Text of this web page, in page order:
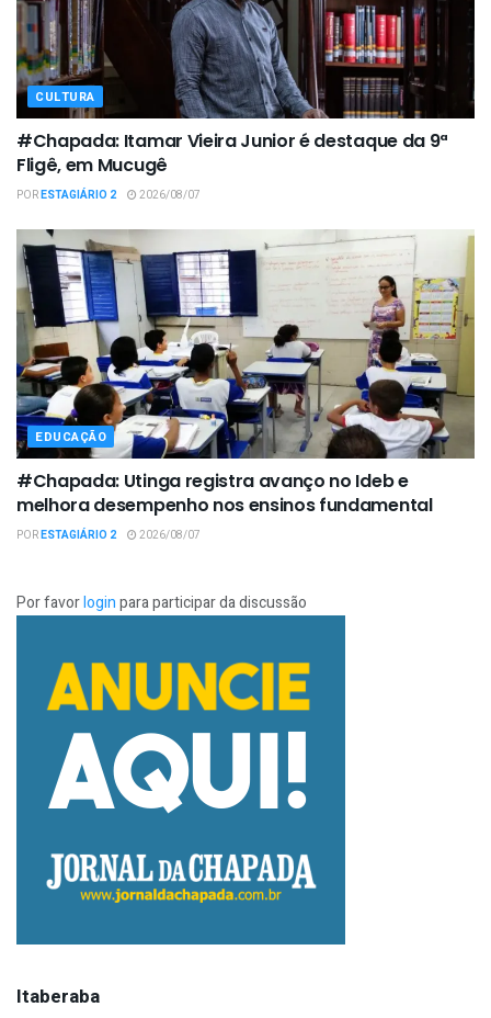
CULTURA
#Chapada: Itamar Vieira Junior é destaque da 9ª
Fligê, em Mucugê
PORESTAGIÁRIO 2 2026/08/07
EDUCAÇÃO
#Chapada: Utinga registra avanço no Ideb e
melhora desempenho nos ensinos fundamental
PORESTAGIÁRIO 2 2026/08/07
Por favorloginpara participar da discussão
Itaberaba